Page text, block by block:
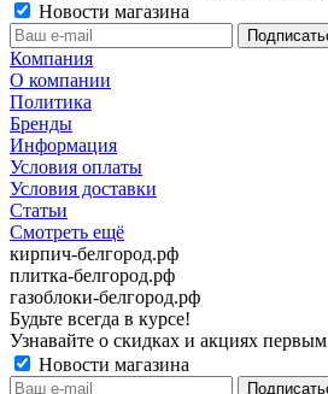
Новости магазина
Компания
О компании
Политика
Бренды
Информация
Условия оплаты
Условия доставки
Статьи
Смотреть ещё
кирпич-белгород.рф
плитка-белгород.рф
газоблоки-белгород.рф
Будьте всегда в курсе!
Узнавайте о скидках и акциях первым
Новости магазина